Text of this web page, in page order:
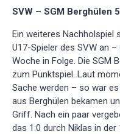
SVW – SGM Berghülen
Ein weiteres Nachholspiel
U17-Spieler des SVW an
Woche in Folge. Die SGM
zum Punktspiel. Laut
Sache werden – so war
aus Berghülen bekamen
Griff. Nach ein paar
das 1:0 durch Niklas in der